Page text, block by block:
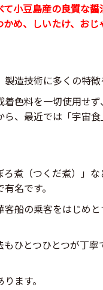
て小豆島産の良質な
め、しいたけ、お
造技術に多くの特
色料を一切使用せ
ら、最近では「宇宙
ろ煮（つくだ煮）」
名です。
船の乗客をはじめ
ひとつひとつが丁
ます。